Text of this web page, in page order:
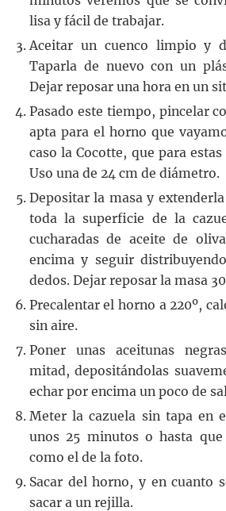
lisa y fácil de trabajar.
Aceitar un cuenco limpio y
Taparla de nuevo con un
Dejar reposar una hora en un
Pasado este tiempo, pincelar
apta para el horno que
caso la Cocotte, que para
Uso una de 24 cm de diámetro.
Depositar la masa y
toda la superficie de la
cucharadas de aceite de
encima y seguir
dedos. Dejar reposar la masa
Precalentar el horno a 220º,
sin aire.
Poner unas aceitunas
mitad, depositándolas
echar por encima un poco de
Meter la cazuela sin tapa en
unos 25 minutos o hasta
como el de la foto.
Sacar del horno, y en cuanto
sacar a un rejilla.